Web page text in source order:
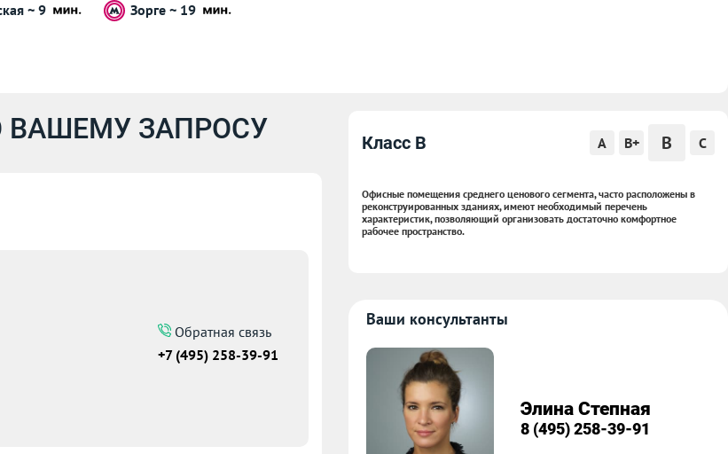
~ 9 Зорге ~ 19
ЗАПРОСУ
Обратная связь
+7 (495) 258-39-91
Класс B A B+ B C
Офисные помещения среднего ценового сегмента, часто расположены в
реконструированных зданиях, имеют необходимый перечень
характеристик, позволяющий организовать достаточно комфортное
рабочее пространство.
Ваши консультанты
Элина Степная
8 (495) 258-39-91